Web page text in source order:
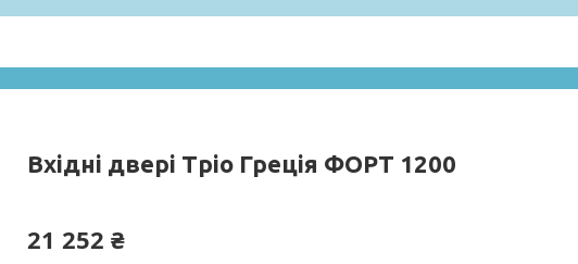
Вхідні двері Тріо Греція ФОРТ 1200
21 252 ₴